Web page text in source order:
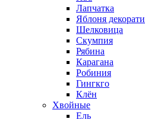
Лапчатка
Яблоня
Шелковица
Скумпия
Рябина
Карагана
Робиния
Гингкго
Клён
Хвойные
Ель